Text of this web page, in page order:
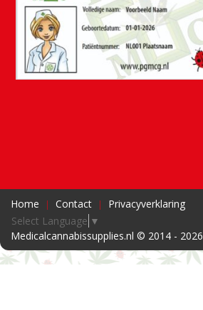
Home Contact
Privacyverklaring
Select Language ▼
Medicalcannabissupplies.nl © 2014 - 2026